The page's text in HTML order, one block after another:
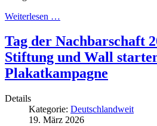
Weiterlesen …
Tag der Nachbarschaft
Stiftung und Wall
Plakatkampagne
Details
Kategorie: Deutschlandweit
19. März 2026